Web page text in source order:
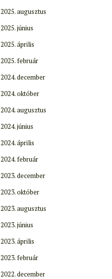
2025. augusztus
2025. június
2025. április
2025. február
2024. december
2024. október
2024. augusztus
2024. június
2024. április
2024. február
2023. december
2023. október
2023. augusztus
2023. június
2023. április
2023. február
2022. december